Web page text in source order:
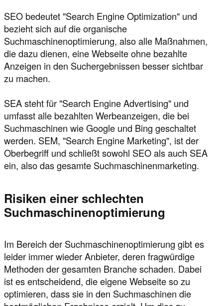
SEO bedeutet "Search Engine Optimization" und
bezieht sich auf die organische
Suchmaschinenoptimierung, also alle Maßnahmen,
die dazu dienen, eine Webseite ohne bezahlte
Anzeigen in den Suchergebnissen besser sichtbar
zu machen.
SEA steht für "Search Engine Advertising" und
umfasst alle bezahlten Werbeanzeigen, die bei
Suchmaschinen wie Google und Bing geschaltet
werden. SEM, "Search Engine Marketing", ist der
Oberbegriff und schließt sowohl SEO als auch SEA
ein, also das gesamte Suchmaschinenmarketing.
Risiken einer schlechten
Suchmaschinenoptimierung
Im Bereich der Suchmaschinenoptimierung gibt es
leider immer wieder Anbieter, deren fragwürdige
Methoden der gesamten Branche schaden. Dabei
ist es entscheidend, die eigene Webseite so zu
optimieren, dass sie in den Suchmaschinen die